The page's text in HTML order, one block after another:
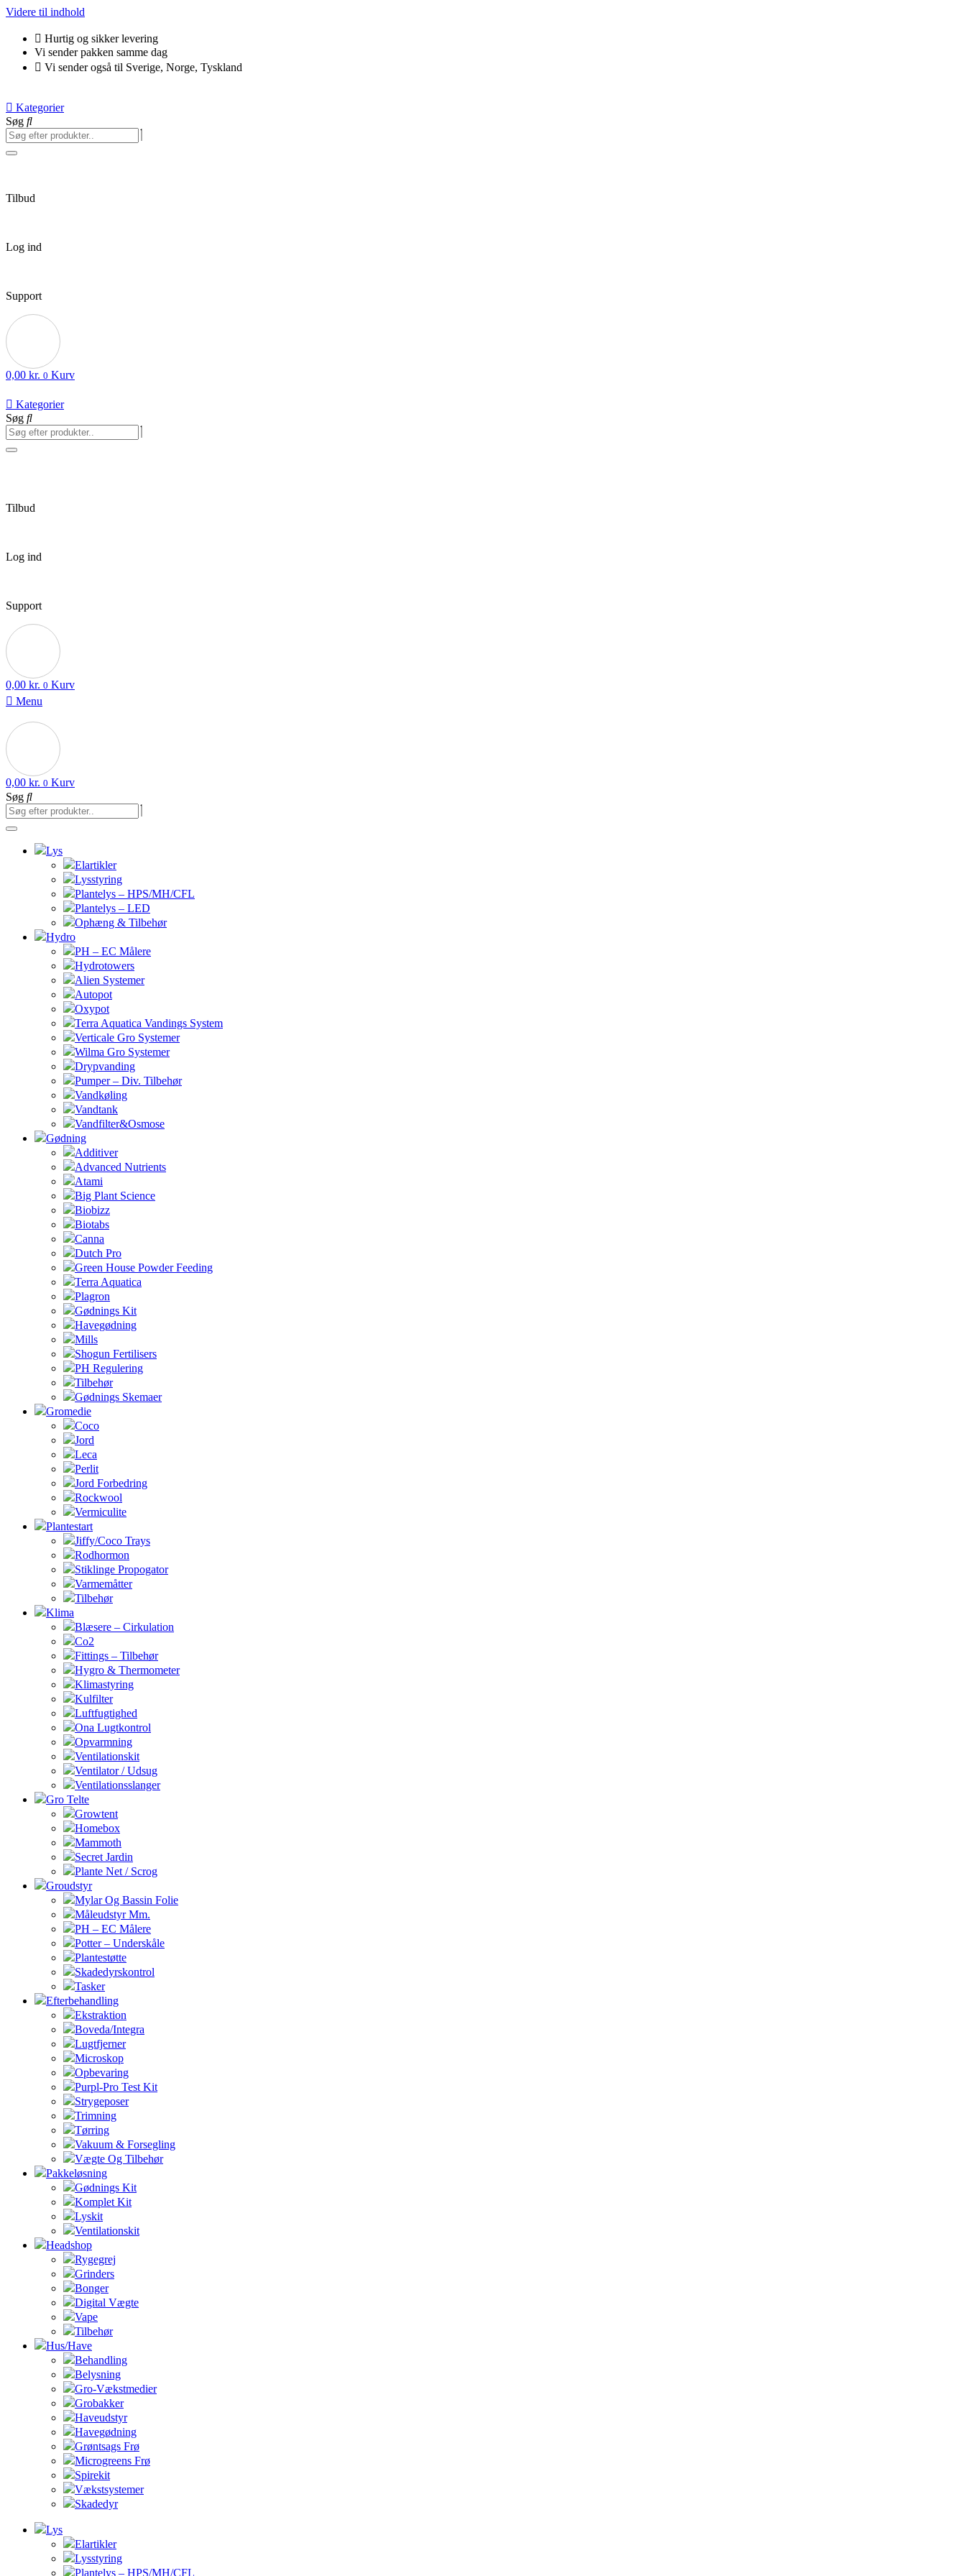
Videre til indhold
Hurtig og sikker levering
Vi sender pakken samme dag
Vi sender også til Sverige, Norge, Tyskland
Kategorier
Søg
Tilbud
Log ind
Support
0,00 kr. 0 Kurv
Kategorier
Søg
Tilbud
Log ind
Support
0,00 kr. 0 Kurv
Menu
0,00 kr. 0 Kurv
Søg
Lys
Elartikler
Lysstyring
Plantelys – HPS/MH/CFL
Plantelys – LED
Ophæng & Tilbehør
Hydro
PH – EC Målere
Hydrotowers
Alien Systemer
Autopot
Oxypot
Terra Aquatica Vandings System
Verticale Gro Systemer
Wilma Gro Systemer
Drypvanding
Pumper – Div. Tilbehør
Vandkøling
Vandtank
Vandfilter&Osmose
Gødning
Additiver
Advanced Nutrients
Atami
Big Plant Science
Biobizz
Biotabs
Canna
Dutch Pro
Green House Powder Feeding
Terra Aquatica
Plagron
Gødnings Kit
Havegødning
Mills
Shogun Fertilisers
PH Regulering
Tilbehør
Gødnings Skemaer
Gromedie
Coco
Jord
Leca
Perlit
Jord Forbedring
Rockwool
Vermiculite
Plantestart
Jiffy/Coco Trays
Rodhormon
Stiklinge Propogator
Varmemåtter
Tilbehør
Klima
Blæsere – Cirkulation
Co2
Fittings – Tilbehør
Hygro & Thermometer
Klimastyring
Kulfilter
Luftfugtighed
Ona Lugtkontrol
Opvarmning
Ventilationskit
Ventilator / Udsug
Ventilationsslanger
Gro Telte
Growtent
Homebox
Mammoth
Secret Jardin
Plante Net / Scrog
Groudstyr
Mylar Og Bassin Folie
Måleudstyr Mm.
PH – EC Målere
Potter – Underskåle
Plantestøtte
Skadedyrskontrol
Tasker
Efterbehandling
Ekstraktion
Boveda/Integra
Lugtfjerner
Microskop
Opbevaring
Purpl-Pro Test Kit
Strygeposer
Trimning
Tørring
Vakuum & Forsegling
Vægte Og Tilbehør
Pakkeløsning
Gødnings Kit
Komplet Kit
Lyskit
Ventilationskit
Headshop
Rygegrej
Grinders
Bonger
Digital Vægte
Vape
Tilbehør
Hus/Have
Behandling
Belysning
Gro-Vækstmedier
Grobakker
Haveudstyr
Havegødning
Grøntsags Frø
Microgreens Frø
Spirekit
Vækstsystemer
Skadedyr
Lys
Elartikler
Lysstyring
Plantelys – HPS/MH/CFL